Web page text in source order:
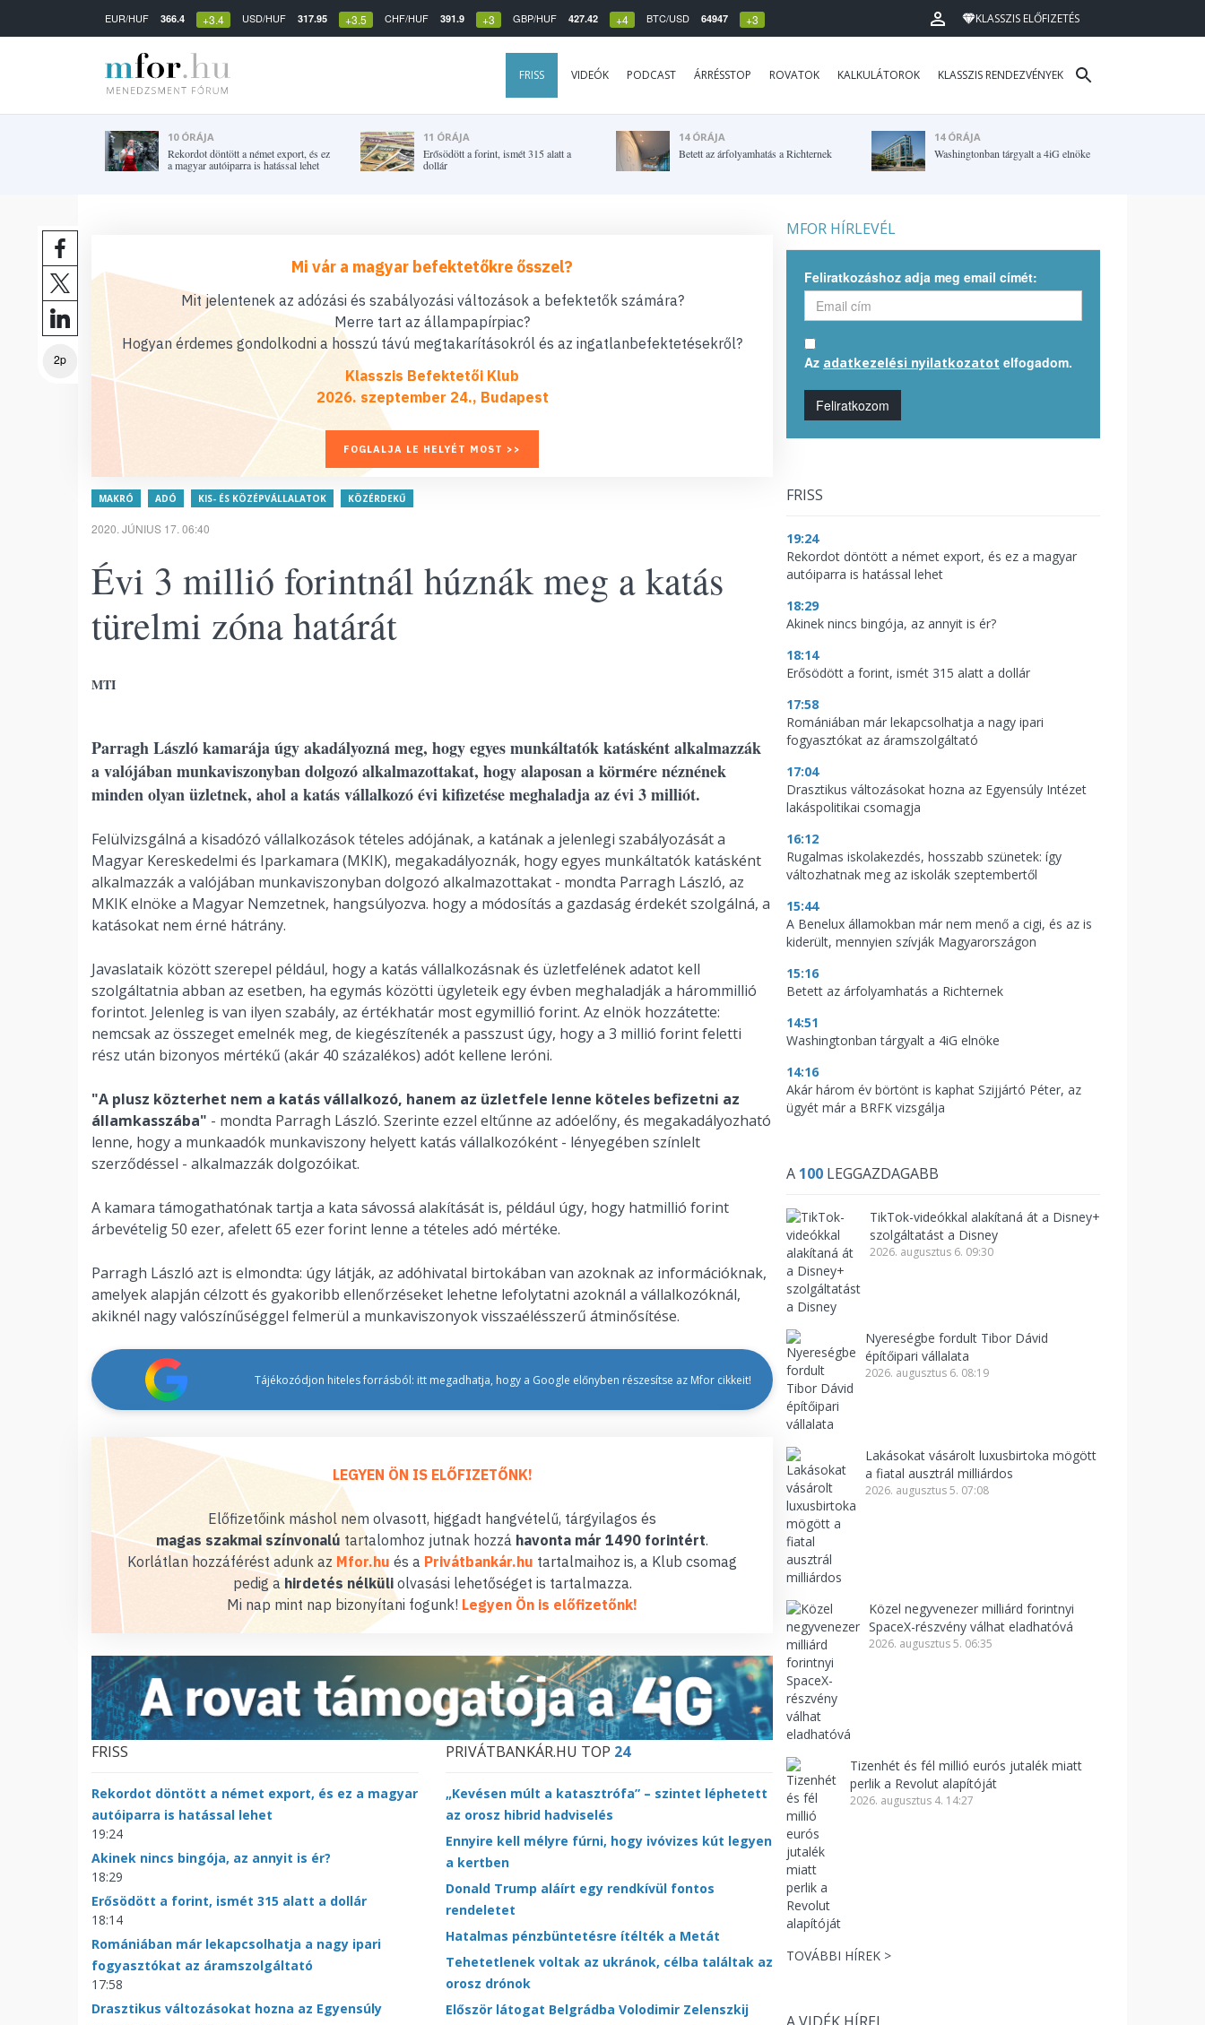
EUR/HUF 366.4 +3.4 USD/HUF 317.95 +3.5 CHF/HUF 391.9 +3 GBP/HUF 427.42 +4 BTC/USD 64947 +3 KLASSZIS ELŐFIZETÉS
FRISS VIDEÓK PODCAST ÁRRÉSSTOP ROVATOK KALKULÁTOROK KLASSZIS RENDEZVÉNYEK
10 ÓRÁJA
Rekordot döntött a német export, és ez
a magyar autóiparra is hatással lehet
11 ÓRÁJA
Erősödött a forint, ismét 315 alatt a
dollár
14 ÓRÁJA
Betett az árfolyamhatás a Richternek
14 ÓRÁJA
Washingtonban tárgyalt a 4iG elnöke
2p
Mi vár a magyar befektetőkre ősszel?
Mit jelentenek az adózási és szabályozási változások a befektetők számára?
Merre tart az állampapírpiac?
Hogyan érdemes gondolkodni a hosszú távú megtakarításokról és az ingatlanbefektetésekről?
Klasszis Befektetői Klub
2026. szeptember 24., Budapest
FOGLALJA LE HELYÉT MOST >>
MAKRÓ ADÓ KIS- ÉS KÖZÉPVÁLLALATOK KÖZÉRDEKŰ
2020. JÚNIUS 17. 06:40
Évi 3 millió forintnál húznák meg a katás
türelmi zóna határát
MTI
Parragh László kamarája úgy akadályozná meg, hogy egyes munkáltatók katásként alkalmazzák
a valójában munkaviszonyban dolgozó alkalmazottakat, hogy alaposan a körmére néznének
minden olyan üzletnek, ahol a katás vállalkozó évi kifizetése meghaladja az évi 3 milliót.
Felülvizsgálná a kisadózó vállalkozások tételes adójának, a katának a jelenlegi szabályozását a
Magyar Kereskedelmi és Iparkamara (MKIK), megakadályoznák, hogy egyes munkáltatók katásként
alkalmazzák a valójában munkaviszonyban dolgozó alkalmazottakat - mondta Parragh László, az
MKIK elnöke a Magyar Nemzetnek, hangsúlyozva. hogy a módosítás a gazdaság érdekét szolgálná, a
katásokat nem érné hátrány.
Javaslataik között szerepel például, hogy a katás vállalkozásnak és üzletfelének adatot kell
szolgáltatnia abban az esetben, ha egymás közötti ügyleteik egy évben meghaladják a hárommillió
forintot. Jelenleg is van ilyen szabály, az értékhatár most egymillió forint. Az elnök hozzátette:
nemcsak az összeget emelnék meg, de kiegészítenék a passzust úgy, hogy a 3 millió forint feletti
rész után bizonyos mértékű (akár 40 százalékos) adót kellene leróni.
"A plusz közterhet nem a katás vállalkozó, hanem az üzletfele lenne köteles befizetni az
államkasszába" - mondta Parragh László. Szerinte ezzel eltűnne az adóelőny, és megakadályozható
lenne, hogy a munkaadók munkaviszony helyett katás vállalkozóként - lényegében színlelt
szerződéssel - alkalmazzák dolgozóikat.
A kamara támogathatónak tartja a kata sávossá alakítását is, például úgy, hogy hatmillió forint
árbevételig 50 ezer, afelett 65 ezer forint lenne a tételes adó mértéke.
Parragh László azt is elmondta: úgy látják, az adóhivatal birtokában van azoknak az információknak,
amelyek alapján célzott és gyakoribb ellenőrzéseket lehetne lefolytatni azoknál a vállalkozóknál,
akiknél nagy valószínűséggel felmerül a munkaviszonyok visszaélésszerű átminősítése.
Tájékozódjon hiteles forrásból: itt megadhatja, hogy a Google előnyben részesítse az Mfor cikkeit!
LEGYEN ÖN IS ELŐFIZETŐNK!
Előfizetőink máshol nem olvasott, higgadt hangvételű, tárgyilagos és
magas szakmai színvonalú tartalomhoz jutnak hozzá havonta már 1490 forintért.
Korlátlan hozzáférést adunk az Mfor.hu és a Privátbankár.hu tartalmaihoz is, a Klub csomag
pedig ahirdetés nélküliolvasási lehetőséget is tartalmazza.
Mi nap mint nap bizonyítani fogunk! Legyen Ön is előfizetőnk!
FRISS
Rekordot döntött a német export, és ez a magyar
autóiparra is hatással lehet
19:24
Akinek nincs bingója, az annyit is ér?
18:29
Erősödött a forint, ismét 315 alatt a dollár
18:14
Romániában már lekapcsolhatja a nagy ipari
fogyasztókat az áramszolgáltató
17:58
Drasztikus változásokat hozna az Egyensúly
PRIVÁTBANKÁR.HU TOP 24
„Kevésen múlt a katasztrófa” – szintet léphetett
az orosz hibrid hadviselés
Ennyire kell mélyre fúrni, hogy ivóvizes kút legyen
a kertben
Donald Trump aláírt egy rendkívül fontos
rendeletet
Hatalmas pénzbüntetésre ítélték a Metát
Tehetetlenek voltak az ukránok, célba találtak az
orosz drónok
Először látogat Belgrádba Volodimir Zelenszkij
MFOR HÍRLEVÉL
Feliratkozáshoz adja meg email címét:
Az adatkezelési nyilatkozatot elfogadom.
Feliratkozom
FRISS
19:24
Rekordot döntött a német export, és ez a magyar
autóiparra is hatással lehet
18:29
Akinek nincs bingója, az annyit is ér?
18:14
Erősödött a forint, ismét 315 alatt a dollár
17:58
Romániában már lekapcsolhatja a nagy ipari
fogyasztókat az áramszolgáltató
17:04
Drasztikus változásokat hozna az Egyensúly Intézet
lakáspolitikai csomagja
16:12
Rugalmas iskolakezdés, hosszabb szünetek: így
változhatnak meg az iskolák szeptembertől
15:44
A Benelux államokban már nem menő a cigi, és az is
kiderült, mennyien szívják Magyarországon
15:16
Betett az árfolyamhatás a Richternek
14:51
Washingtonban tárgyalt a 4iG elnöke
14:16
Akár három év börtönt is kaphat Szijjártó Péter, az
ügyét már a BRFK vizsgálja
A 100 LEGGAZDAGABB
TikTok-videókkal alakítaná át a Disney+
szolgáltatást a Disney
2026. augusztus 6. 09:30
Nyereségbe fordult Tibor Dávid
építőipari vállalata
2026. augusztus 6. 08:19
Lakásokat vásárolt luxusbirtoka mögött
a fiatal ausztrál milliárdos
2026. augusztus 5. 07:08
Közel negyvenezer milliárd forintnyi
SpaceX-részvény válhat eladhatóvá
2026. augusztus 5. 06:35
Tizenhét és fél millió eurós jutalék miatt
perlik a Revolut alapítóját
2026. augusztus 4. 14:27
TOVÁBBI HÍREK >